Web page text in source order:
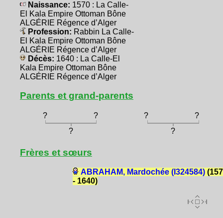
Naissance: 1570 : La Calle-
El Kala Empire Ottoman Bône
ALGÉRIE Régence d’Alger
Profession: Rabbin La Calle-
El Kala Empire Ottoman Bône
ALGÉRIE Régence d’Alger
Décès: 1640 : La Calle-El
Kala Empire Ottoman Bône
ALGÉRIE Régence d’Alger
Parents et grand-parents
? ? ?
?
?
?
Frères et sœurs
ABRAHAM, Mardochée (I324584)
- 1640)